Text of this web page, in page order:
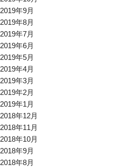
2019年9月
2019年8月
2019年7月
2019年6月
2019年5月
2019年4月
2019年3月
2019年2月
2019年1月
2018年12月
2018年11月
2018年10月
2018年9月
2018年8月